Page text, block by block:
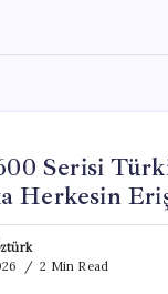
Serisi
Herkesin
2 Min Read